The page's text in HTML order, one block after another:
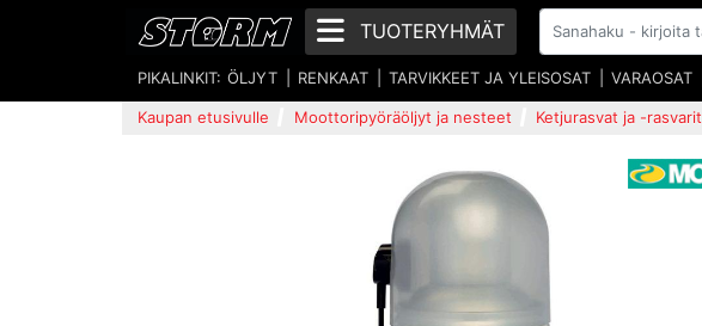
TUOTERYHMÄT
PIKALINKIT: ÖLJYT RENKAAT TARVIKKEET JA YLEISOSAT VARAOSAT
Kaupan etusivulle Moottoripyöräöljyt ja nesteet Ketjurasvat ja -rasvarit